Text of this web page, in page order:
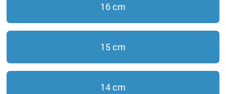
16 cm
15 cm
14 cm